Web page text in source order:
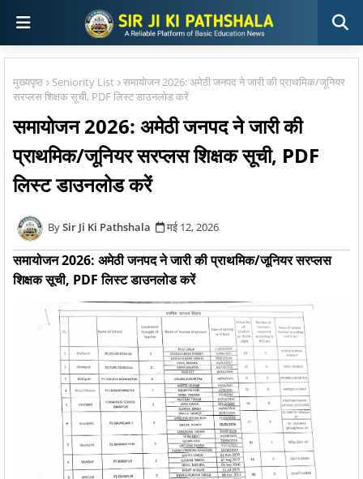
मुख्यपृष्ठ Seniority List
समायोजन 2026: अमेठी जनपद ने जारी की प्राथमिक/जूनियर
सरप्लस शिक्षक सूची, PDF लिस्ट डाउनलोड करें
समायोजन 2026: अमेठी जनपद ने जारी की
प्राथमिक/जूनियर सरप्लस शिक्षक सूची, PDF
लिस्ट डाउनलोड करें
Sir Ji Ki Pathshala मई 12, 2026
समायोजन 2026: अमेठी जनपद ने जारी की प्राथमिक/जूनियर सरप्लस
शिक्षक सूची, PDF लिस्ट डाउनलोड करें